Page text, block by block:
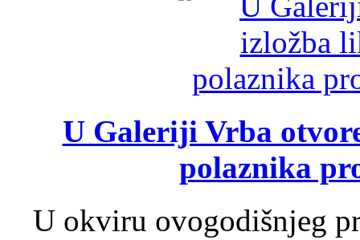
U Galeriji Vrba
polaznika
U okviru ovogodišnjeg